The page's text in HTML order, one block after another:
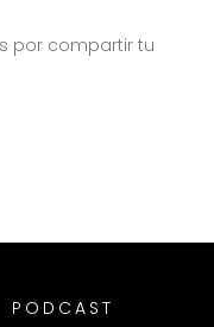
por compartir tu
PODCAST